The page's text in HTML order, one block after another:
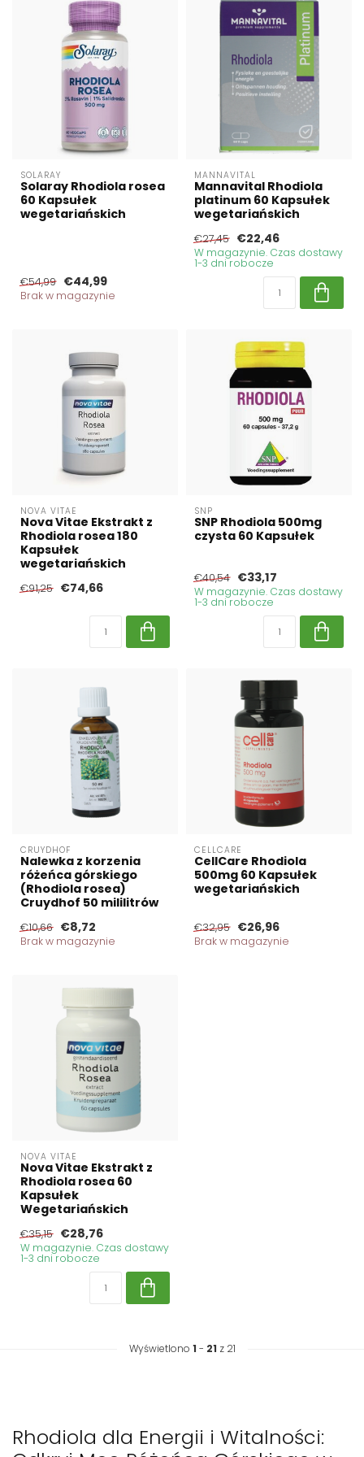
SOLARAY
Solaray Rhodiola rosea
60 Kapsułek
wegetariańskich
€54,99 €44,99
Brak w magazynie
MANNAVITAL
Mannavital Rhodiola
platinum 60 Kapsułek
wegetariańskich
€27,45 €22,46
W magazynie. Czas dostawy
1-3 dni robocze
NOVA VITAE
Nova Vitae Ekstrakt z
Rhodiola rosea 180
Kapsułek
wegetariańskich
€91,25 €74,66
SNP
SNP Rhodiola 500mg
czysta 60 Kapsułek
€40,54 €33,17
W magazynie. Czas dostawy
1-3 dni robocze
CRUYDHOF
Nalewka z korzenia
różeńca górskiego
(Rhodiola rosea)
Cruydhof 50 mililitrów
€10,66 €8,72
Brak w magazynie
CELLCARE
CellCare Rhodiola
500mg 60 Kapsułek
wegetariańskich
€32,95 €26,96
Brak w magazynie
NOVA VITAE
Nova Vitae Ekstrakt z
Rhodiola rosea 60
Kapsułek
Wegetariańskich
€35,15 €28,76
W magazynie. Czas dostawy
1-3 dni robocze
Wyświetlono 1 - 21 z 21
Rhodiola dla Energii i Witalności: